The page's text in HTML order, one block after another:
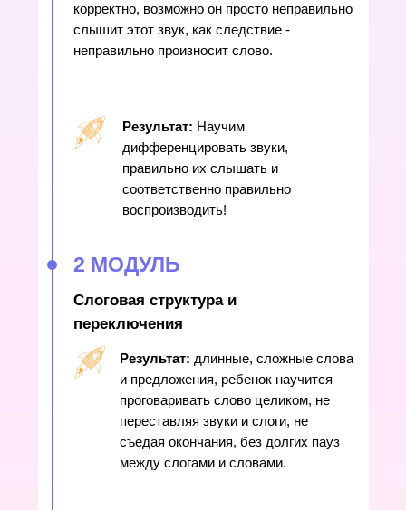
Результат: Научим
дифференцировать звуки,
правильно их слышать и
соответственно правильно
воспроизводить!
корректно, возможно он просто неправильно
слышит этот звук, как следствие -
неправильно произносит слово.
2 МОДУЛЬ
Слоговая структура и
переключения
Результат: длинные, сложные слова
и предложения, ребенок научится
проговаривать слово целиком, не
переставляя звуки и слоги, не
съедая окончания, без долгих пауз
между слогами и словами.